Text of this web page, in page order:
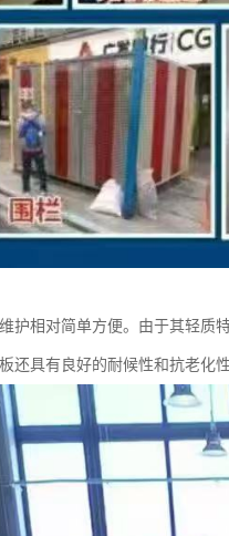
护相对简单方便。由于其轻质
还具有良好的耐候性和抗老化